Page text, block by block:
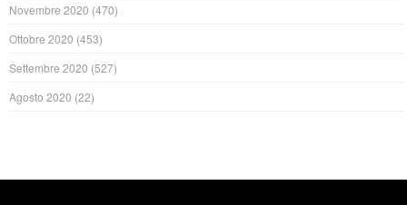
Novembre 2020 (470)
Ottobre 2020 (453)
Settembre 2020 (527)
Agosto 2020 (22)